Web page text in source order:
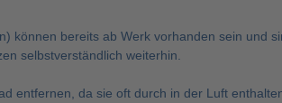
können bereits ab Werk vorhanden sein und
selbstverständlich weiterhin.
entfernen, da sie oft durch in der Luft